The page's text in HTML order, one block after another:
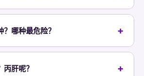
是巴鲁克·布隆伯格（Baruch
，他于1963年发现乙型肝炎病毒，
正式选定此日期。
哪种最危险？
、乙型(HBV)、丙型(HCV)、丁型
。乙肝和丙肝是主要死亡原因，可导
肝呢？